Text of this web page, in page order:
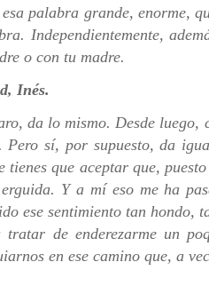
palabra grande, enorme,
Independientemente,
o con tu madre.
Inés.
da lo mismo. Desde luego,
Pero sí, por supuesto, da
tienes que aceptar que,
Y a mí eso me ha
ese sentimiento tan hondo,
de enderezarme un
en ese camino que, a